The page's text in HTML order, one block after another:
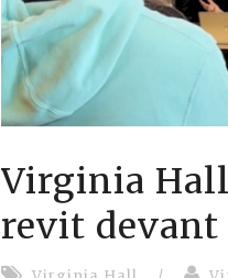
Virginia
revit devant